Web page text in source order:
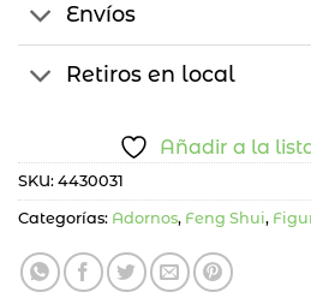
Envíos
Retiros en local
Añadir a la
SKU: 4430031
Categorías: Adornos, Feng Shui,